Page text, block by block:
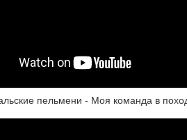
пельмени - Моя команда в